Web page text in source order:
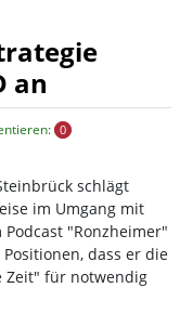
an
0
schlägt
im Umgang mit
"Ronzheimer"
dass er die
Zeit" für notwendig